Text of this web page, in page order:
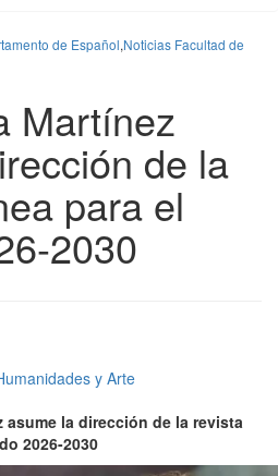
de Español,Noticias Facultad de
Martínez
de la
para el
2030
y Arte
asume la dirección de la revista
2026-2030